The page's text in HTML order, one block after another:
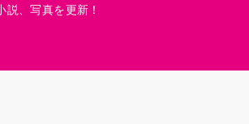
、写真を更新！